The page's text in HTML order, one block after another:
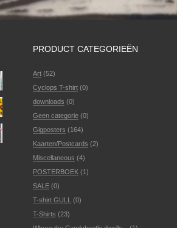
PRODUCT CATEGORIEËN
Art (52)
Cyclops T-shirt (0)
downloads (0)
Geen categorie (0)
Gigposters (164)
Kaarten/Postcards (2)
Miscellaneous (4)
POSTERBOEK (1)
SALE (0)
T-shirt GULL
(0)
T-Shirts (23)